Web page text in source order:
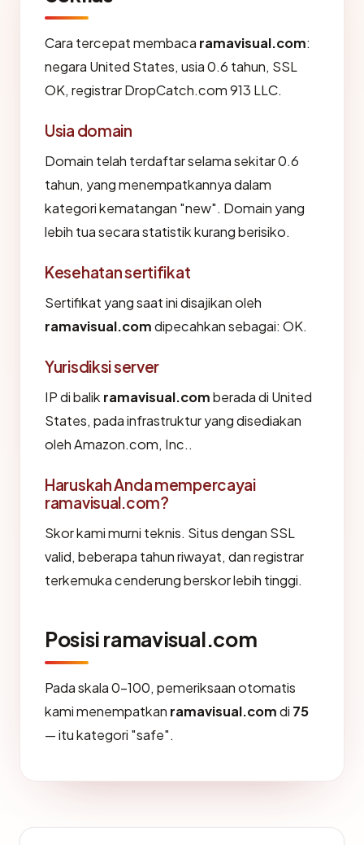
Cara tercepat membaca ramavisual.com:
negara United States, usia 0.6 tahun, SSL
OK, registrar DropCatch.com 913 LLC.
Usia domain
Domain telah terdaftar selama sekitar 0.6
tahun, yang menempatkannya dalam
kategori kematangan "new". Domain yang
lebih tua secara statistik kurang berisiko.
Kesehatan sertifikat
Sertifikat yang saat ini disajikan oleh
ramavisual.comdipecahkan sebagai: OK.
Yurisdiksi server
IP di balik ramavisual.comberada di United
States, pada infrastruktur yang disediakan
oleh Amazon.com, Inc..
Haruskah Anda mempercayai
ramavisual.com?
Skor kami murni teknis. Situs dengan SSL
valid, beberapa tahun riwayat, dan registrar
terkemuka cenderung berskor lebih tinggi.
Posisi ramavisual.com
Pada skala 0-100, pemeriksaan otomatis
kami menempatkan ramavisual.comdi 75
— itu kategori "safe".